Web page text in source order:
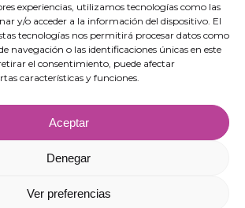
experiencias, utilizamos tecnologías como las
y/o acceder a la información del dispositivo. El
tecnologías nos permitirá procesar datos como
navegación o las identificaciones únicas en este
el consentimiento, puede afectar
características y funciones.
Aceptar
Denegar
Ver preferencias
de résilience, financé par l’Union européenne –
NextGenerationEU (C1311).